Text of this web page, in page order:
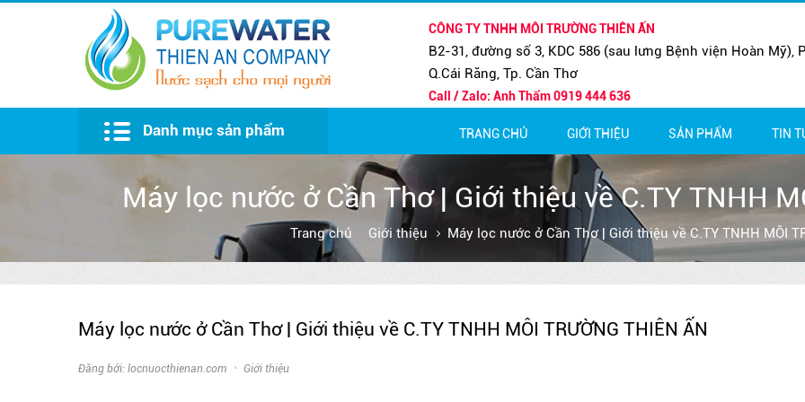
CÔNG TY TNHH MÔI TRƯỜNG THIÊN ẤN
B2-31, đường số 3, KDC 586 (sau lưng Bệnh viện Hoàn Mỹ),
Q.Cái Răng, Tp. Cần Thơ
Call / Zalo: Anh Thẩm 0919 444 636
Danh mục sản phẩm TRANG CHỦ GIỚI THIỆU SẢN PHẨM TIN
Máy lọc nước ở Cần Thơ | Giới thiệu về C.TY TNHH
Trang chủ Giới thiệu Máy lọc nước ở Cần Thơ | Giới thiệu về C.TY TNHH MÔI
Máy lọc nước ở Cần Thơ | Giới thiệu về C.TY TNHH MÔI TRƯỜNG THIÊN ẤN
Đăng bởi: locnuocthienan.com Giới thiệu